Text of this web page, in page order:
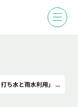
ち水と雨水利用」 ...